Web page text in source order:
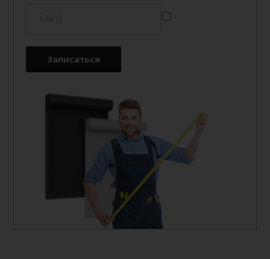
Записаться